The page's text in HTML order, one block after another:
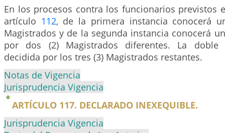
En los procesos contra los funcionarios previstos
artículo 112, de la primera instancia conocerá
Magistrados y de la segunda instancia conocerá
por dos (2) Magistrados diferentes. La doble
decidida por los tres (3) Magistrados restantes.
Notas de Vigencia
Jurisprudencia Vigencia
ARTÍCULO 117. DECLARADO INEXEQUIBLE.
Jurisprudencia Vigencia